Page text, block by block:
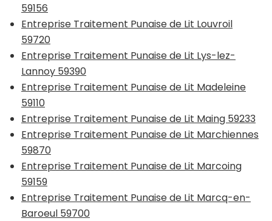
59156
Entreprise Traitement Punaise de Lit Louvroil
59720
Entreprise Traitement Punaise de Lit Lys-lez-
Lannoy 59390
Entreprise Traitement Punaise de Lit Madeleine
59110
Entreprise Traitement Punaise de Lit Maing 59233
Entreprise Traitement Punaise de Lit Marchiennes
59870
Entreprise Traitement Punaise de Lit Marcoing
59159
Entreprise Traitement Punaise de Lit Marcq-en-
Baroeul 59700